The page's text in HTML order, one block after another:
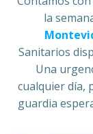
la
Sanitarios
Una
cualquier día,
guardia